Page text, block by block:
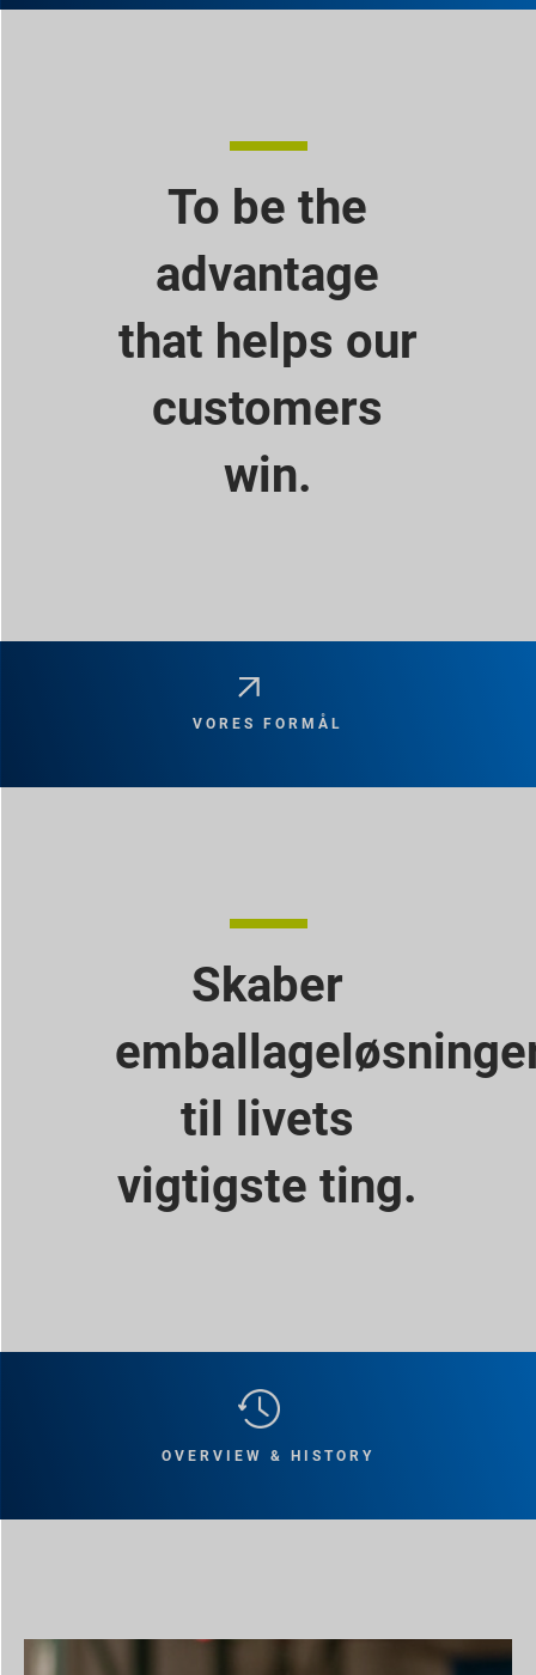
To be the
advantage
that helps our
customers
win.
VORES FORMÅL
Skaber
til livets
vigtigste ting.
OVERVIEW & HISTORY